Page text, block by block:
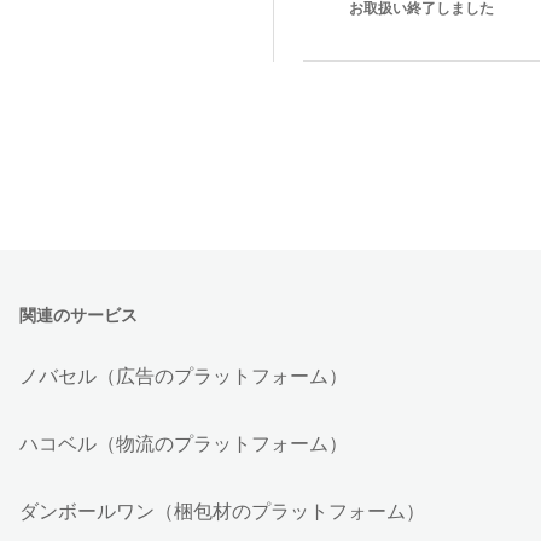
お取扱い終了しました
関連のサービス
ノバセル（広告のプラットフォーム）
ハコベル（物流のプラットフォーム）
ダンボールワン（梱包材のプラットフォーム）